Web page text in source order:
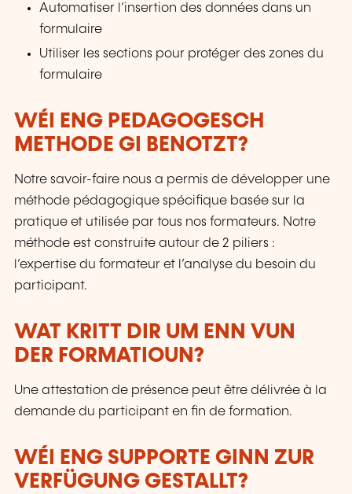
Automatiser l’insertion des données dans un
formulaire
Utiliser les sections pour protéger des zones du
formulaire
WÉI ENG PEDAGOGESCH
METHODE GI BENOTZT?
Notre savoir-faire nous a permis de développer une
méthode pédagogique spécifique basée sur la
pratique et utilisée par tous nos formateurs. Notre
méthode est construite autour de 2 piliers :
l’expertise du formateur et l’analyse du besoin du
participant.
WAT KRITT DIR UM ENN VUN
DER FORMATIOUN?
Une attestation de présence peut être délivrée à la
demande du participant en fin de formation.
WÉI ENG SUPPORTE GINN ZUR
VERFÜGUNG GESTALLT?